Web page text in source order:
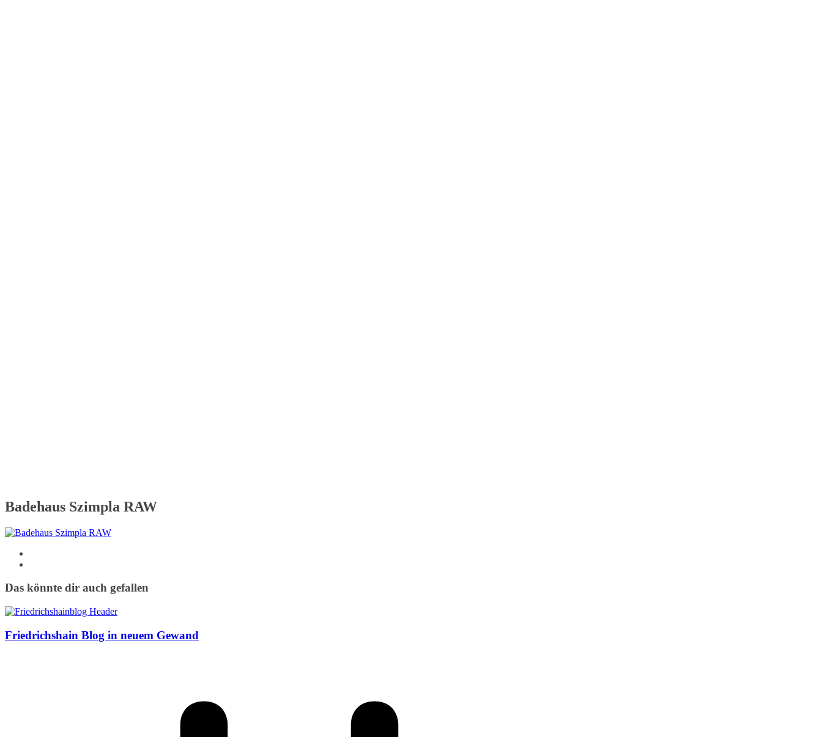
Badehaus Szimpla RAW
Das könnte dir auch gefallen
Friedrichshain Blog in neuem Gewand